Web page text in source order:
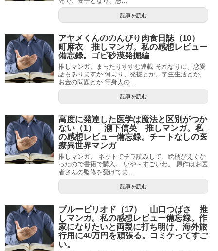
記事を読む
アヤメくんののんびり肉食日誌（10）
町麻衣 推しマンガ。私の感想レビュー
備忘録。ゴビ砂漠発掘編
推しマンガ。まったりすすむ連載 それなりに、恋愛
話もありますが 何より、発掘とか、学生生活とか、
お金の問題とか 等身大の...
記事を読む
高度に発達した医学は魔法と区別がつか
ない（1） 瀧下信英 推しマンガ。私
の感想レビュー備忘録。チートなしの医
療異世界マンガ
推しマンガ。 ネットでチラ読みして、絵柄がえぐか
ったので書籍で購入。 いや～すごいわ。 原作はお医
者さんの監修を受けてま...
記事を読む
ブルーピリオド（17） 山口つばさ 推
しマンガ。私の感想レビュー備忘録。作
家になりたいと両親に打ち明け、海外旅
行用に40万円を頑張る。コミケってすご
い。